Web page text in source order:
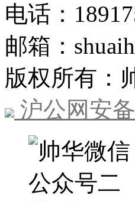
电话：
邮箱：
版权所有：
沪公网安